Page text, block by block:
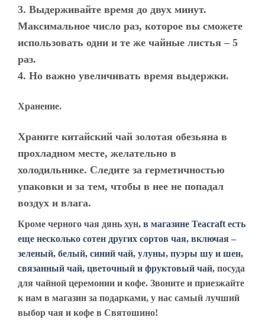
3. Выдерживайте время до двух минут.
Максимальное число раз, которое вы сможете
использовать одни и те же чайные листья – 5
раз.
4. Но важно увеличивать время выдержки.
Хранение.
Храните китайский чай золотая обезьяна в
прохладном месте, желательно в
холодильнике. Следите за герметичностью
упаковки и за тем, чтобы в нее не попадал
воздух и влага.
Кроме черного чая дянь хун, в магазине Teacraft есть
еще несколько сотен других сортов чая, включая –
зеленый, белый, синий чай, улуны, пуэры шу и шен,
связанный чай, цветочный и фруктовый чай, посуда
для чайной церемонии и кофе. Звоните и приезжайте
к нам в магазин за подарками, у нас самый лучший
выбор чая и кофе в Святошино!